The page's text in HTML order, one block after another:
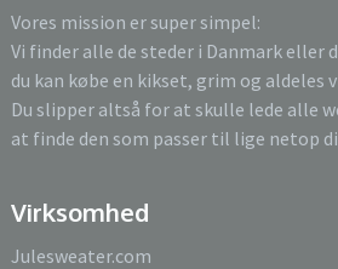
Vores mission er super simpel:
Vi finder alle de steder i Danmark
du kan købe en kikset, grim og aldeles
Du slipper altså for at skulle lede alle
at finde den som passer til lige netop
Virksomhed
Julesweater.com